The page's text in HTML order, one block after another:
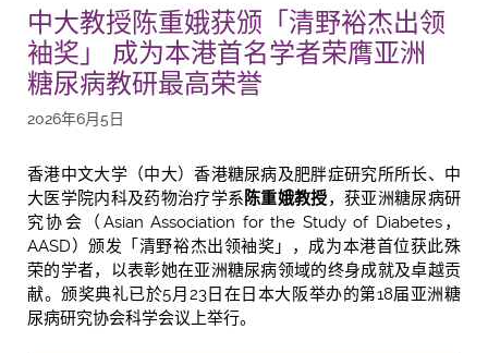
中大教授陈重娥获颁「清野裕杰出领
袖奖」 成为本港首名学者荣膺亚洲
糖尿病教研最高荣誉
2026年6月5日
香港中文大学（中大）香港糖尿病及肥胖症研究所所长、中
大医学院内科及药物治疗学系陈重娥教授，获亚洲糖尿病研
究协会（Asian Association for the Study of Diabetes，
AASD）颁发「清野裕杰出领袖奖」，成为本港首位获此殊
荣的学者，以表彰她在亚洲糖尿病领域的终身成就及卓越贡
献。颁奖典礼已於5月23日在日本大阪举办的第18届亚洲糖
尿病研究协会科学会议上举行。